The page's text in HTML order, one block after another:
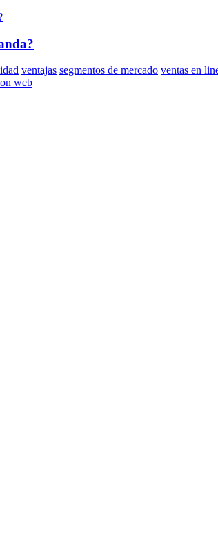
ventajas segmentos de mercado ventas en
web